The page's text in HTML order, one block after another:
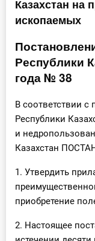
Инструменты
Вебинары
Справочник
Участник ВЭД
Практика ИП
Кадры. Труд.
Учет по
Казахстан на
ископаемых
Республики
года № 38
В соответствии с
Республики
и
Казахстан
1. Утвердить
приобретение
2. Настоящее